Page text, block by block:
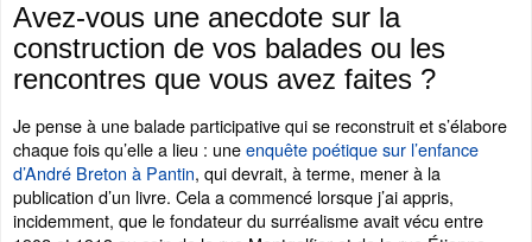
Avez-vous une anecdote sur la
construction de vos balades ou les
rencontres que vous avez faites ?
Je pense à une balade participative qui se reconstruit et s’élabore
chaque fois qu’elle a lieu : uneenquête poétique sur l’enfance
d’André Breton à Pantin, qui devrait, à terme, mener à la
publication d’un livre. Cela a commencé lorsque j’ai appris,
incidemment, que le fondateur du surréalisme avait vécu entre